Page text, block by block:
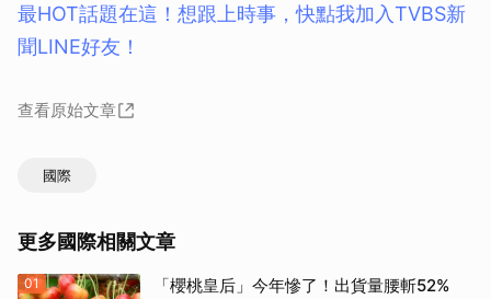
最HOT話題在這！想跟上時事，快點我加入TVBS新
聞LINE好友！
查看原始文章
國際
更多國際相關文章
01 「櫻桃皇后」今年慘了！出貨量腰斬52%